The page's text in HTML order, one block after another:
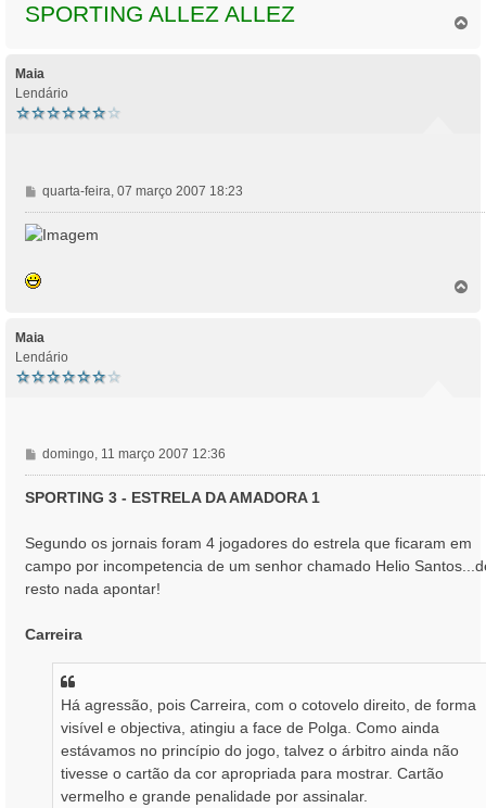
SPORTING ALLEZ ALLEZ
Maia
Lendário
M
e
n
g
quarta-feira, 07 março 2007 18:23
Maia
Lendário
M
e
n
g
e
m
domingo, 11 março 2007 12:36
SPORTING 3 - ESTRELA DA AMADORA 1
Segundo os jornais foram 4 jogadores do estrela que ficaram em
campo por incompetencia de um senhor chamado Helio
resto nada apontar!
Carreira
Há agressão, pois Carreira, com o cotovelo direito, de forma
visível e objectiva, atingiu a face de Polga. Como ainda
estávamos no princípio do jogo, talvez o árbitro ainda não
tivesse o cartão da cor apropriada para mostrar. Cartão
vermelho e grande penalidade por assinalar.